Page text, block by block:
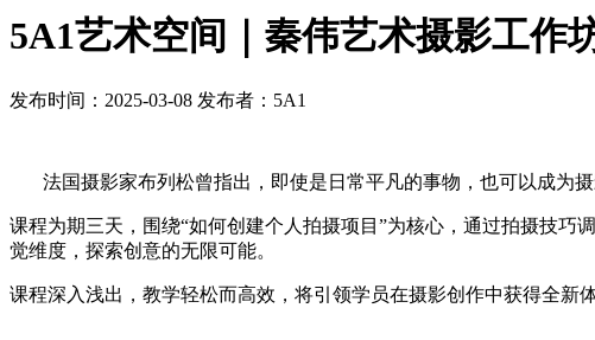
5A1艺术空间｜秦伟艺术摄影工作
发布时间：2025-03-08 发布者：5A1
法国摄影家布列松曾指出，即使是日常平凡的事物，也可以成为摄
课程为期三天，围绕“如何创建个人拍摄项目”为核心，通过拍摄技
觉维度，探索创意的无限可能。
课程深入浅出，教学轻松而高效，将引领学员在摄影创作中获得全新